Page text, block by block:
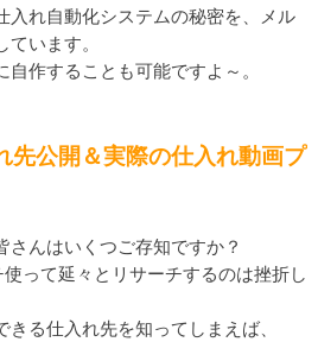
入れ自動化システムの秘密を、メル
います。
作することも可能ですよ～。
先公開＆実際の仕入れ動画プ
さんはいくつご存知ですか？
って延々とリサーチするのは挫折し
る仕入れ先を知ってしまえば、